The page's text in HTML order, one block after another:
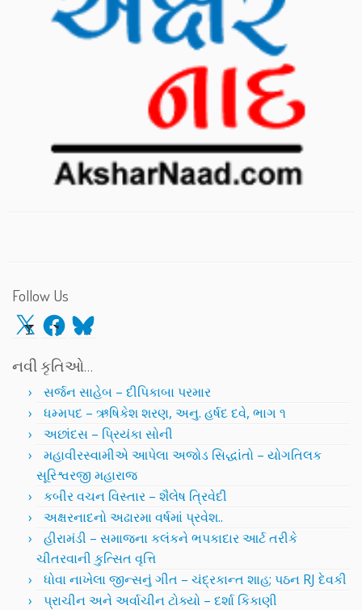
Follow Us
X Facebook
Bluesky
નવી કૃતિઓ…
સર્જન સાહેબ – દીપિકાબા પરમાર
ધમ્મપદ – ઋષિકેશ શરણ, અનુ. હર્ષદ દવે, ભાગ ૧
અછાંદસ – પ્રિયંકા સોની
મહાવીરસ્વામીએ આપેલા અજોડ સિદ્ધાંતો – યોગતિલક
સૂરિશ્વરજી મહારાજ
કબીર વચન વિસ્તાર – શૈલેષ ત્રિવેદી
અક્ષરનાદનો અઢારમા વર્ષમાં પ્રવેશ..
હીરામંડી – સમાજના કલંકને ભપકાદાર આર્ટ તરીકે
ચીતરવાની કુત્સિત વૃત્તિ
ધોવા નાખેલા જીન્સનું ગીત – ચંદ્રકાન્ત શાહ; પઠન RJ દેવકી
પ્રાચીન અને અર્વાચીન ટોક્યો – દર્શા કિકાણી